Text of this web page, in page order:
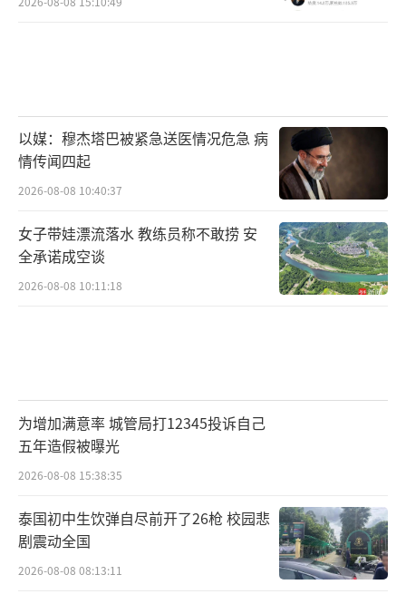
以媒：穆杰塔巴被紧急送医情况危急 病
情传闻四起
2026-08-08 10:40:37
女子带娃漂流落水 教练员称不敢捞 安
全承诺成空谈
2026-08-08 10:11:18
为增加满意率 城管局打12345投诉自己
五年造假被曝光
2026-08-08 15:38:35
泰国初中生饮弹自尽前开了26枪 校园悲
剧震动全国
2026-08-08 08:13:11